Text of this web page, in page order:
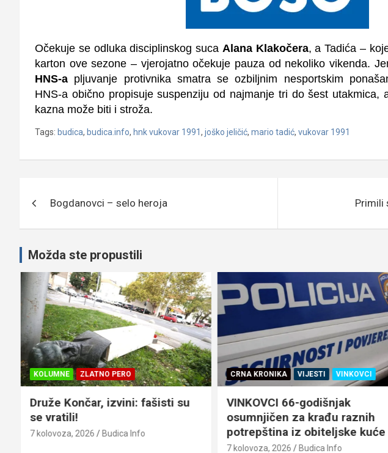
Očekuje se odluka disciplinskog suca Alana Klakočera, a Tadića –
karton ove sezone – vjerojatno očekuje pauza od nekoliko vikenda.
HNS-a pljuvanje protivnika smatra se ozbiljnim nesportskim
HNS-a obično propisuje suspenziju od najmanje tri do šest utakmica,
kazna može biti i stroža.
Tags: budica, budica.info, hnk vukovar 1991, joško jeličić, mario tadić, vukovar 1991
objava
Bogdanovci – selo heroja Primili
Možda ste propustili
KOLUMNE ZLATNO PERO
Druže Končar, izvini: fašisti su
se vratili!
7 kolovoza, 2026 Budica Info
CRNA KRONIKA VIJESTI VINKOVCI
VINKOVCI 66-godišnjak
osumnjičen za krađu raznih
potrepština iz obiteljske kuće
7 kolovoza, 2026 Budica Info